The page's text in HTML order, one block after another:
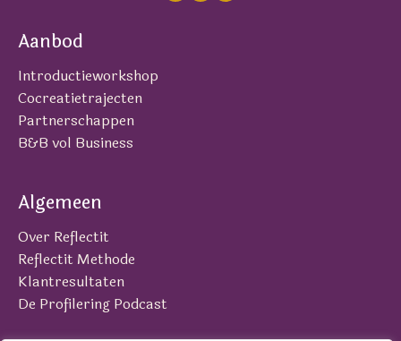
Aanbod
Introductieworkshop
Cocreatietrajecten
Partnerschappen
B&B vol Business
Algemeen
Over Reflectit
Reflectit Methode
Klantresultaten
De Profilering Podcast